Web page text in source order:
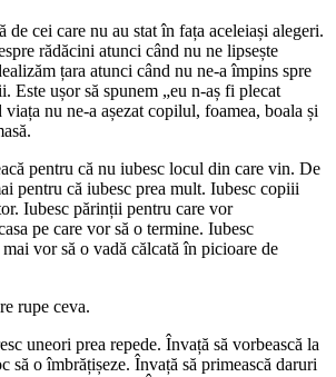
de cei care nu au stat în fața aceleiași alegeri.
rădăcini atunci când nu ne lipsește
țara atunci când nu ne-a împins spre
Este ușor să spunem „eu n-aș fi plecat
nu ne-a așezat copilul, foamea, boala și
pentru că nu iubesc locul din care vin. De
pentru că iubesc prea mult. Iubesc copiii
Iubesc părinții pentru care vor
pe care vor să o termine. Iubesc
vor să o vadă călcată în picioare de
rupe ceva.
uneori prea repede. Învață să vorbească la
să o îmbrățișeze. Învață să primească daruri